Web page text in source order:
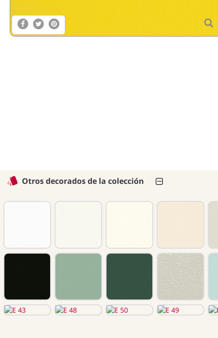
Otros decorados de la colección